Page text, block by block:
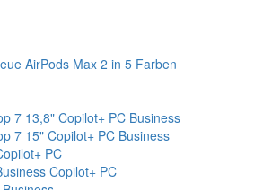
AirPods Max 2 in 5 Farben
7 13,8" Copilot+ PC Business
7 15" Copilot+ PC Business
PC
Copilot+ PC